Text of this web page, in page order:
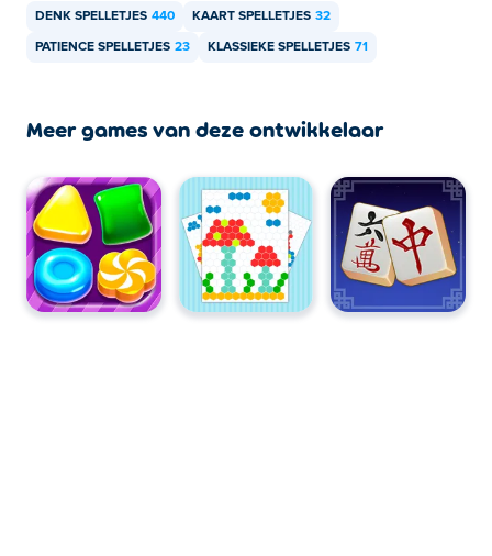
DENK SPELLETJES 440 KAART SPELLETJES 32
PATIENCE SPELLETJES 23 KLASSIEKE SPELLETJES 71
Meer games van deze ontwikkelaar